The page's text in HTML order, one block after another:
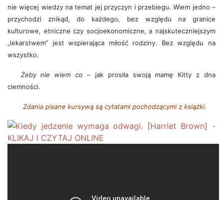
nie więcej wiedzy na temat jej przyczyn i przebiegu. Wiem jedno –
przychodzi znikąd, do każdego, bez względu na granice
kulturowe, etniczne czy socjoekonomiczne, a najskuteczniejszym
„lekarstwem” jest wspierająca miłość rodziny. Bez względu na
wszystko.
Żeby nie wiem co – jak prosiła swoją mamę Kitty z dna
ciemności.
Zdania pisane kursywą są cytatami pochodzącymi z książki.